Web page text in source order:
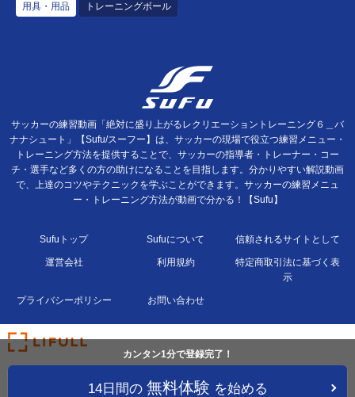
用具・用品 トレーニングボール
カンタン1分で登録完了！
14日間の 無料体験 を始める
サッカーの練習動画「絶対に盛り上がるレクリエーショントレーニング６＿バ
ナナシュート」【Sufu/スーフー】は、サッカーの現場で役立つ練習メニュー・
トレーニング方法を提供することで、サッカーの指導者・トレーナー・コー
チ・選手など多くの方の助けになることを目指します。分かりやすい解説動画
で、上達のコツやテクニックを学ぶことができます。サッカーの練習メニュ
ー・トレーニング方法が動画で分かる！【Sufu】
Sufuトップ Sufuについて 信頼されるサイトとして
運営会社 利用規約
特定商取引法に基づく表
示
プライバシーポリシー お問い合わせ